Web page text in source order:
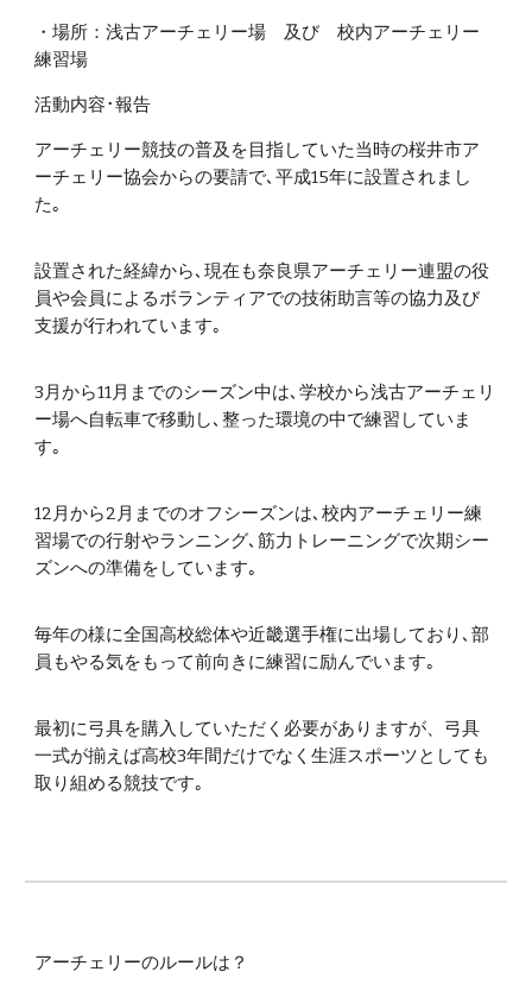
・場所：浅古アーチェリー場 及び 校内アーチェリー
練習場
活動内容･報告
アーチェリー競技の普及を目指していた当時の桜井市ア
ーチェリー協会からの要請で､平成15年に設置されまし
た｡
設置された経緯から､現在も奈良県アーチェリー連盟の役
員や会員によるボランティアでの技術助言等の協力及び
支援が行われています｡
3月から11月までのシーズン中は､学校から浅古アーチェリ
ー場へ自転車で移動し､整った環境の中で練習していま
す｡
12月から2月までのオフシーズンは､校内アーチェリー練
習場での行射やランニング､筋力トレーニングで次期シー
ズンへの準備をしています｡
毎年の様に全国高校総体や近畿選手権に出場しており､部
員もやる気をもって前向きに練習に励んでいます｡
最初に弓具を購入していただく必要がありますが、弓具
一式が揃えば高校3年間だけでなく生涯スポーツとしても
取り組める競技です｡
アーチェリーのルールは？